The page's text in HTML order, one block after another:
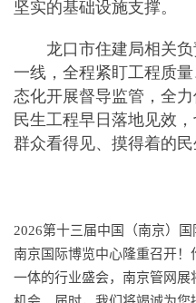
坚实的基础设施支撑。
龙口市住建局相关负
一线，全程紧盯工程质
态化开展督导监管，全
民生工程早日落地见效
群众看得见、摸得着的民
2026第十三届中国（南京）
南京国际博览中心隆重召开
一体的行业盛会，南京管网